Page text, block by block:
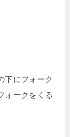
下にフォーク
ォークをくる